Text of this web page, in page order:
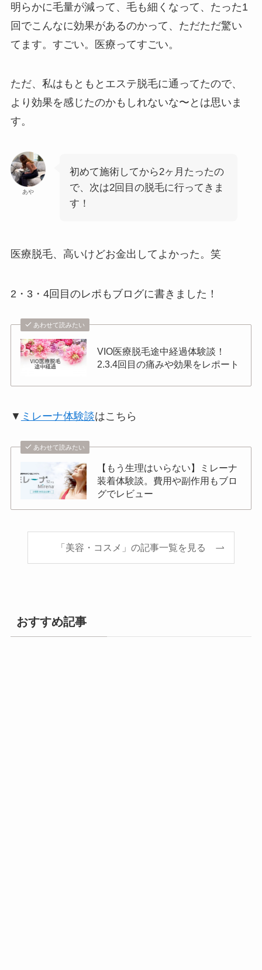
明らかに毛量が減って、毛も細くなって、たった1
回でこんなに効果があるのかって、ただただ驚い
てます。すごい。医療ってすごい。
ただ、私はもともとエステ脱毛に通ってたので、
より効果を感じたのかもしれないな〜とは思いま
す。
あや
初めて施術してから2ヶ月たったの
で、次は2回目の脱毛に行ってきま
す！
医療脱毛、高いけどお金出してよかった。笑
2・3・4回目のレポもブログに書きました！
あわせて読みたい
VIO医療脱毛途中経過体験談！
2.3.4回目の痛みや効果をレポート
▼ ミレーナ体験談はこちら
あわせて読みたい
【もう生理はいらない】ミレーナ
装着体験談。費用や副作用もブロ
グでレビュー
「美容・コスメ」の記事一覧を見る
おすすめ記事